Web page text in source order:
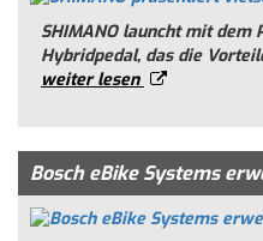
SHIMANO launcht mit dem
Hybridpedal, das die
weiter lesen